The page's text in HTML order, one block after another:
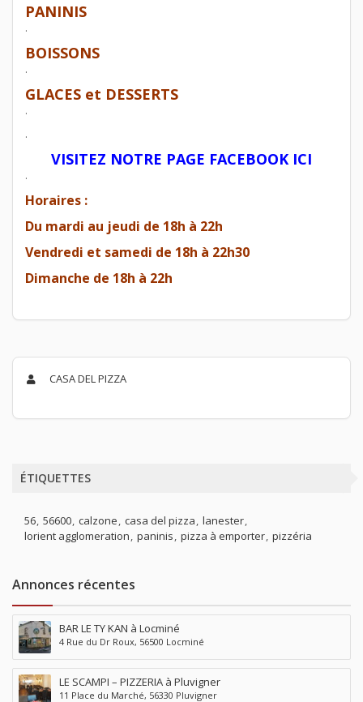
PANINIS
.
BOISSONS
.
GLACES et DESSERTS
.
.
VISITEZ NOTRE PAGE FACEBOOK ICI
.
Horaires :
Du mardi au jeudi de 18h à 22h
Vendredi et samedi de 18h à 22h30
Dimanche de 18h à 22h
CASA DEL PIZZA
ÉTIQUETTES
56 56600 calzone casa del pizza lanester
lorient agglomeration paninis pizza à emporter pizzéria
Annonces récentes
BAR LE TY KAN à Locminé
4 Rue du Dr Roux, 56500 Locminé
LE SCAMPI – PIZZERIA à Pluvigner
11 Place du Marché, 56330 Pluvigner